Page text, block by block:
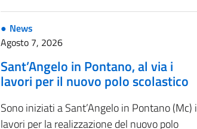
News
Agosto 7, 2026
Sant’Angelo in Pontano, al via i
lavori per il nuovo polo scolastico
Sono iniziati a Sant’Angelo in Pontano (Mc) i
lavori per la realizzazione del nuovo polo